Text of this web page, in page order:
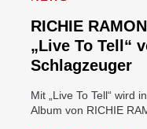
RICHIE
„Live To Tell“
Schlagzeuger
Mit „Live To Tell“ wird
Album von RICHIE